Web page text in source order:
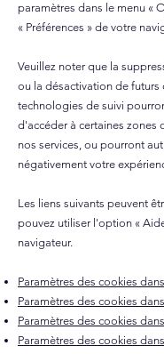
paramètres dans le menu «
« Préférences » de votre
Veuillez noter que la
ou la désactivation de futurs
technologies de suivi
d'accéder à certaines zones
nos services, ou pourront
négativement votre
Les liens suivants peuvent
pouvez utiliser l'option «
navigateur.
Paramètres des cookies
Paramètres des cookies
Paramètres des cookies
Paramètres des cookies